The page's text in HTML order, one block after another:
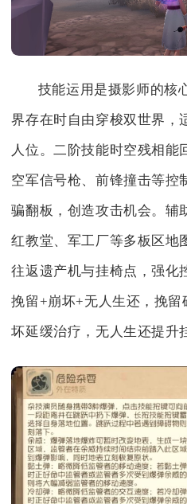
技能运用是摄影师的核
界存在时自由穿梭双世界，
人位。二阶技能时空残相能
空军信号枪、前锋撞击等控
骗翻板，创造攻击机会。辅
红教堂、军工厂等多板区地
往返遗产机与挂椅点，强化
挽留+崩坏+无人生还，挽
坏延缓治疗，无人生还提升